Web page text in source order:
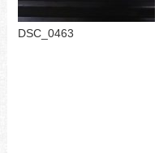
DSC_0463